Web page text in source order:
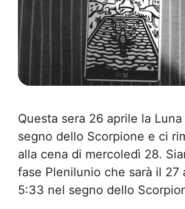
Questa sera 26 aprile la
segno dello Scorpione e ci
alla cena di mercoledì 28.
fase Plenilunio che sarà il 27
5:33 nel segno dello